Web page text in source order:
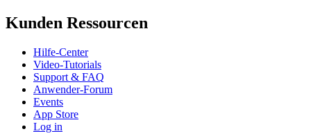
Kunden Ressourcen
Hilfe-Center
Video-Tutorials
Support & FAQ
Anwender-Forum
Events
App Store
Log in